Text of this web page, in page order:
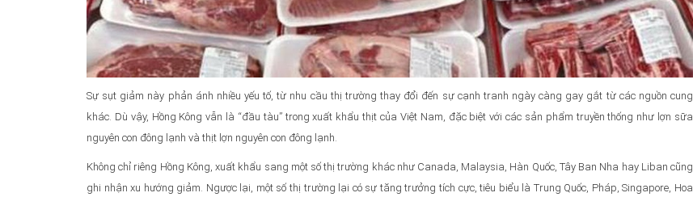
Sự sụt giảm này phản ánh nhiều yếu tố, từ nhu cầu thị trường thay đổi đến sự cạnh tranh ngày càng gay gắt từ các nguồn cung
khác. Dù vậy, Hồng Kông vẫn là “đầu tàu” trong xuất khẩu thịt của Việt Nam, đặc biệt với các sản phẩm truyền thống như lợn sữa
nguyên con đông lạnh và thịt lợn nguyên con đông lạnh.
Không chỉ riêng Hồng Kông, xuất khẩu sang một số thị trường khác như Canada, Malaysia, Hàn Quốc, Tây Ban Nha hay Liban cũng
ghi nhận xu hướng giảm. Ngược lại, một số thị trường lại có sự tăng trưởng tích cực, tiêu biểu là Trung Quốc, Pháp, Singapore, Hoa